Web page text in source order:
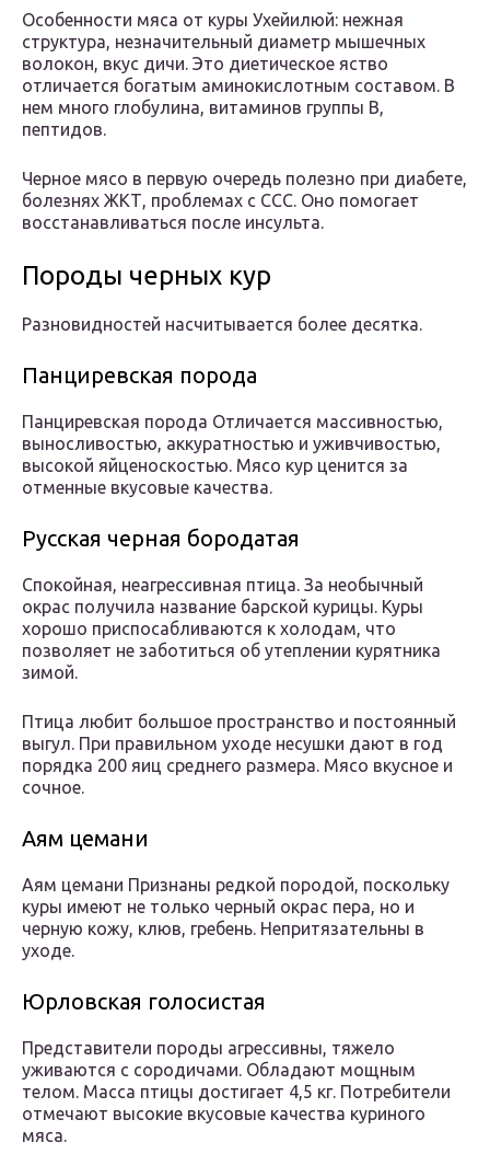
Особенности мяса от куры Ухейилюй: нежная
структура, незначительный диаметр мышечных
волокон, вкус дичи. Это диетическое яство
отличается богатым аминокислотным составом. В
нем много глобулина, витаминов группы В,
пептидов.
Черное мясо в первую очередь полезно при диабете,
болезнях ЖКТ, проблемах с ССС. Оно помогает
восстанавливаться после инсульта.
Породы черных кур
Разновидностей насчитывается более десятка.
Панциревская порода
Панциревская порода Отличается массивностью,
выносливостью, аккуратностью и уживчивостью,
высокой яйценоскостью. Мясо кур ценится за
отменные вкусовые качества.
Русская черная бородатая
Спокойная, неагрессивная птица. За необычный
окрас получила название барской курицы. Куры
хорошо приспосабливаются к холодам, что
позволяет не заботиться об утеплении курятника
зимой.
Птица любит большое пространство и постоянный
выгул. При правильном уходе несушки дают в год
порядка 200 яиц среднего размера. Мясо вкусное и
сочное.
Аям цемани
Аям цемани Признаны редкой породой, поскольку
куры имеют не только черный окрас пера, но и
черную кожу, клюв, гребень. Непритязательны в
уходе.
Юрловская голосистая
Представители породы агрессивны, тяжело
уживаются с сородичами. Обладают мощным
телом. Масса птицы достигает 4,5 кг. Потребители
отмечают высокие вкусовые качества куриного
мяса.